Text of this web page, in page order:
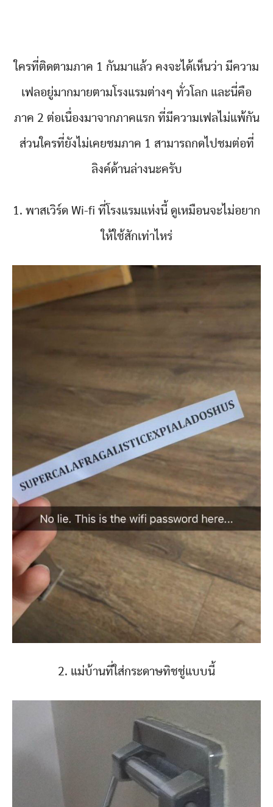
ใครที่ติดตามภาค 1 กันมาแล้ว คงจะได้เห็นว่า มีความ
เฟลอยู่มากมายตามโรงแรมต่างๆ ทั่วโลก และนี่คือ
ภาค 2 ต่อเนื่องมาจากภาคแรก ที่มีความเฟลไม่แพ้กัน
ส่วนใครที่ยังไม่เคยชมภาค 1 สามารถกดไปชมต่อที่
ลิงค์ด้านล่างนะครับ
1. พาสเวิร์ด Wi-fi ที่โรงแรมแห่งนี้ ดูเหมือนจะไม่อยาก
ให้ใช้สักเท่าไหร่
2. แม่บ้านที่ใส่กระดาษทิชชู่แบบนี้